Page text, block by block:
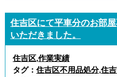
住吉区にて平車分のお部
いただきました。
住吉区,作業実績
タグ： 住吉区不用品処分,住